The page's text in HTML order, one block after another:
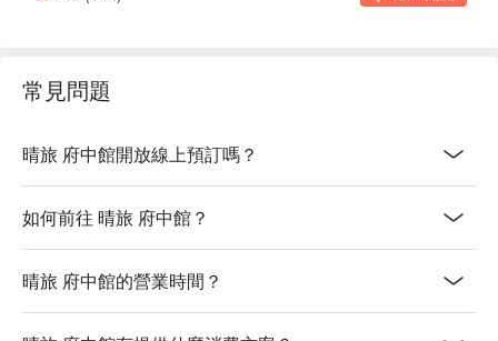
常見問題
晴旅 府中館開放線上預訂嗎？
如何前往 晴旅 府中館？
晴旅 府中館的營業時間？